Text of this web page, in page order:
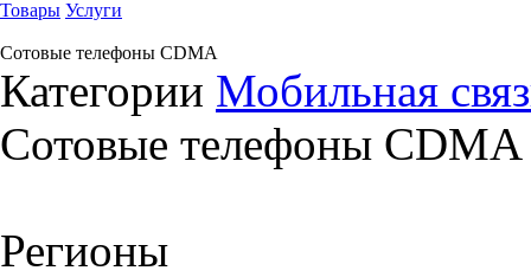
Товары Услуги
Сотовые телефоны CDMA
Категории Мобильная
Сотовые телефоны CDMA
Регионы